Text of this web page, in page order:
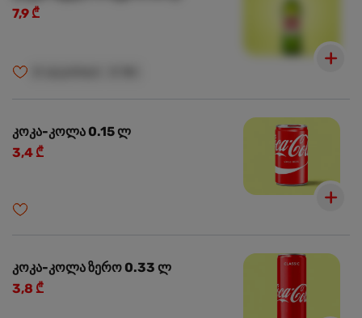
7,9 ₾
კოკა-კოლა 0.15 ლ
3,4 ₾
კოკა-კოლა ზერო 0.33 ლ
3,8 ₾